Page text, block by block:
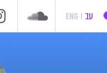
עב ENG